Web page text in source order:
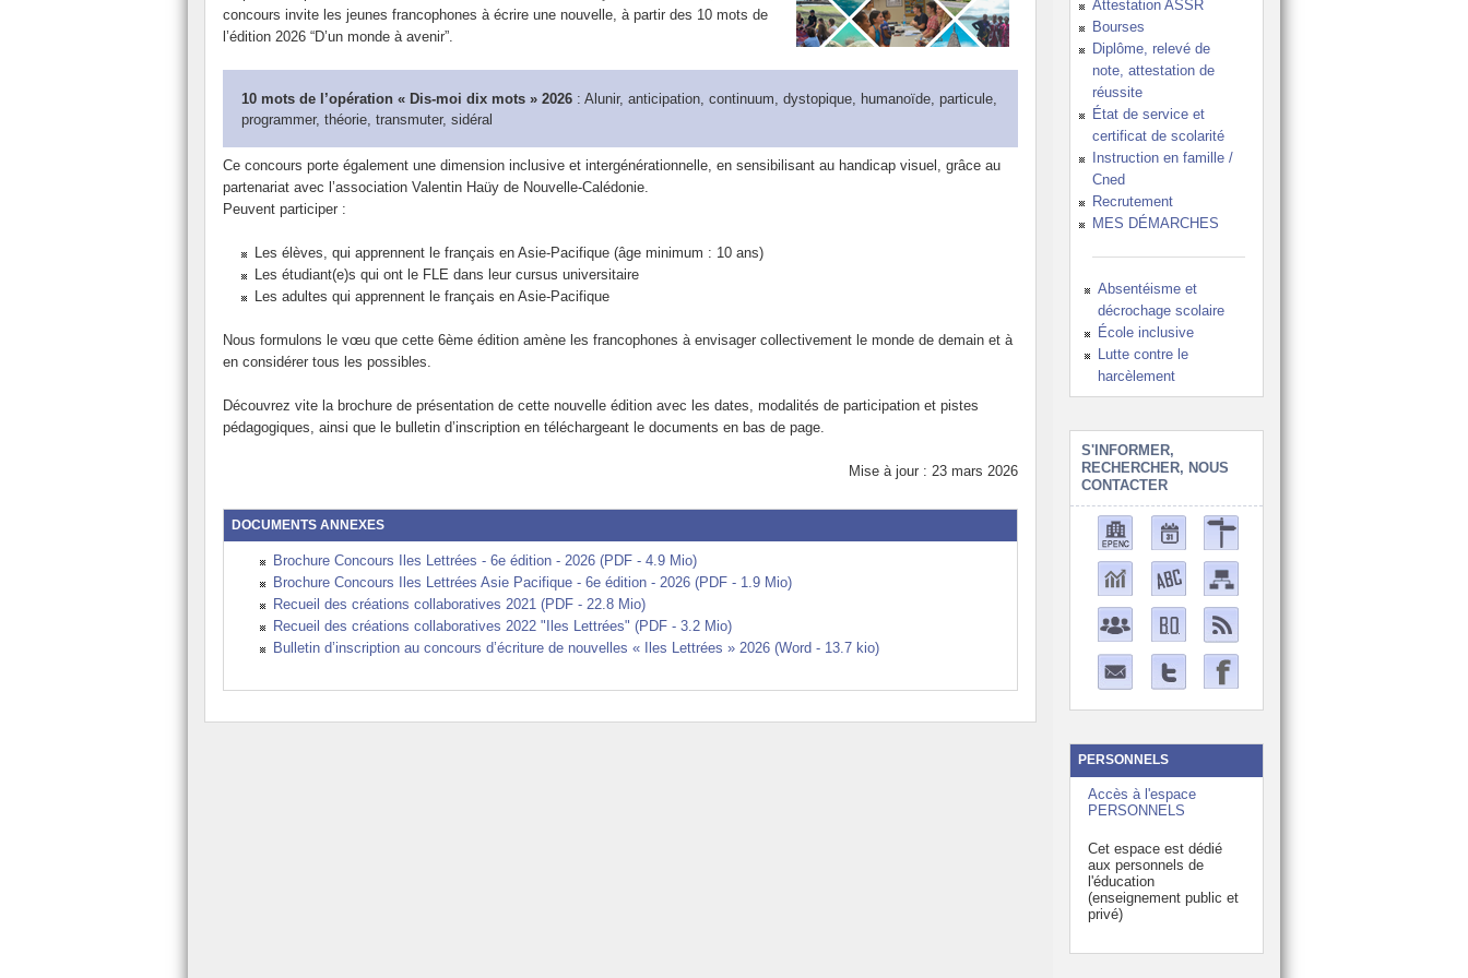
Recrutement
Les aides financières
concours invite les jeunes francophones à écrire une nouvelle, à partir des 10 mots de
l’édition 2026 “D’un monde à avenir”.
10 mots de l’opération « Dis-moi dix mots » 2026: Alunir, anticipation, continuum, dystopique, humanoïde, particule,
programmer, théorie, transmuter, sidéral
Ce concours porte également une dimension inclusive et intergénérationnelle, en sensibilisant au handicap visuel, grâce au
partenariat avec l’association Valentin Haüy de Nouvelle-Calédonie.
Peuvent participer :
Les élèves, qui apprennent le français en Asie-Pacifique (âge minimum : 10 ans)
Les étudiant(e)s qui ont le FLE dans leur cursus universitaire
Les adultes qui apprennent le français en Asie-Pacifique
Nous formulons le vœu que cette 6ème édition amène les francophones à envisager collectivement le monde de demain et à
en considérer tous les possibles.
Découvrez vite la brochure de présentation de cette nouvelle édition avec les dates, modalités de participation et pistes
pédagogiques, ainsi que le bulletin d’inscription en téléchargeant le documents en bas de page.
Mise à jour : 23 mars 2026
DOCUMENTS ANNEXES
Brochure Concours Iles Lettrées - 6e édition - 2026 (PDF - 4.9 Mio)
Brochure Concours Iles Lettrées Asie Pacifique - 6e édition - 2026 (PDF - 1.9 Mio)
Recueil des créations collaboratives 2021 (PDF - 22.8 Mio)
Recueil des créations collaboratives 2022 "Iles Lettrées" (PDF - 3.2 Mio)
Bulletin d’inscription au concours d’écriture de nouvelles « Iles Lettrées » 2026 (Word - 13.7 kio)
Attestation ASSR
Bourses
Diplôme, relevé de
note, attestation de
réussite
État de service et
certificat de scolarité
Instruction en famille /
Cned
Recrutement
MES DÉMARCHES
Absentéisme et
décrochage scolaire
École inclusive
Lutte contre le
harcèlement
S'INFORMER,
RECHERCHER, NOUS
CONTACTER
PERSONNELS
Accès à l'espace
PERSONNELS
Cet espace est dédié
aux personnels de
l'éducation
(enseignement public et
privé)